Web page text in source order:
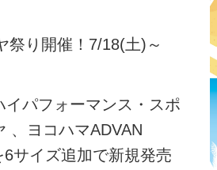
祭り開催！7/18(土)～
イパフォーマンス・スポ
、ヨコハマADVAN
6サイズ追加で新規発売